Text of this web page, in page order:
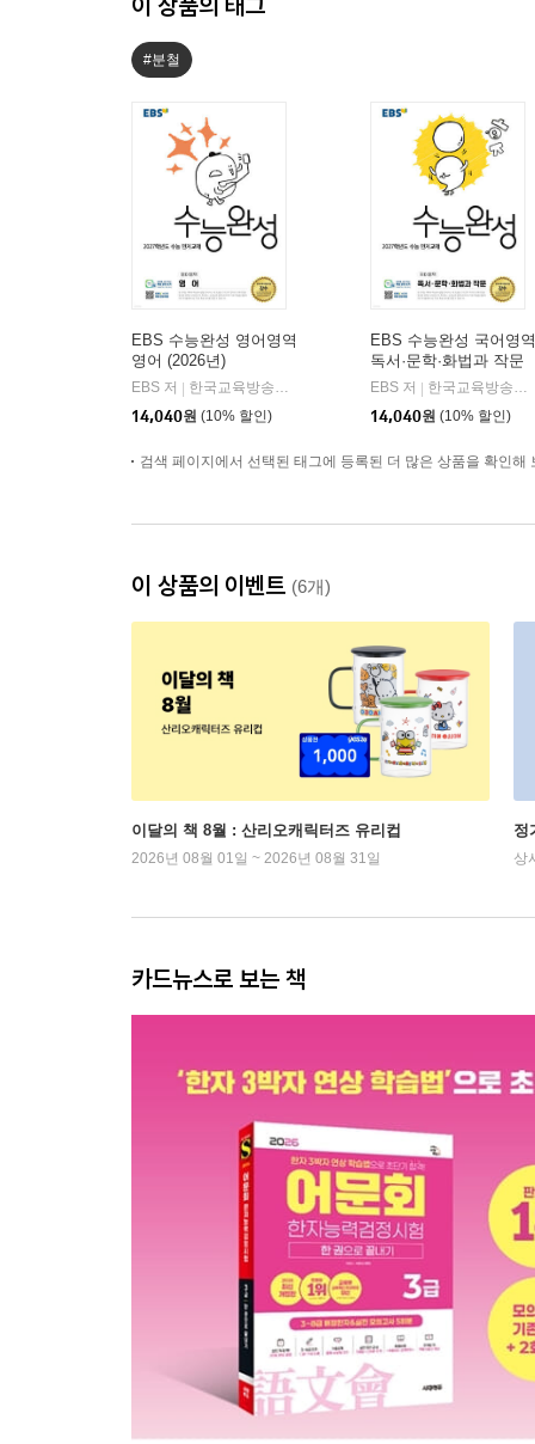
#분철
EBS 수능완성 영어영역
영어 (2026년)
EBS 저
한국교육방송공사
14,040원 (10% 할인)
EBS 수능완성 국어영역
독서·문학·화법과 작문
(2026년)
EBS 저
한국교육방송공사
14,040원 (10% 할인)
검색 페이지에서 선택된 태그에 등록된 더 많은 상품을 확인해
이 상품의 이벤트 (6개)
이달의 책 8월 : 산리오캐릭터즈 유리컵
2026년 08월 01일 ~ 2026년 08월 31일
정
상
카드뉴스로 보는 책